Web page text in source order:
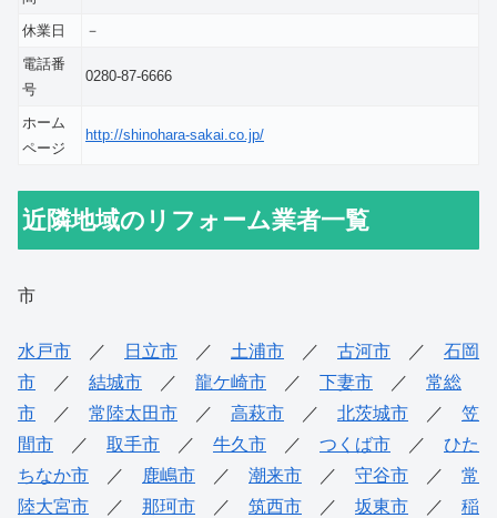
休業日
－
電話番
号
0280-87-6666
ホーム
ページ
http://shinohara-sakai.co.jp/
近隣地域のリフォーム業者一覧
市
水戸市 ／ 日立市 ／ 土浦市 ／ 古河市 ／ 石岡
市 ／ 結城市 ／ 龍ケ崎市 ／ 下妻市 ／ 常総
市 ／ 常陸太田市 ／ 高萩市 ／ 北茨城市 ／ 笠
間市 ／ 取手市 ／ 牛久市 ／ つくば市 ／ ひた
ちなか市 ／ 鹿嶋市 ／ 潮来市 ／ 守谷市 ／ 常
陸大宮市 ／ 那珂市 ／ 筑西市 ／ 坂東市 ／ 稲